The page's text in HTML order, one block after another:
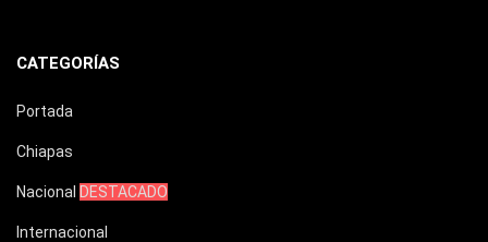
CATEGORÍAS
Portada
Chiapas
Nacional DESTACADO
Internacional